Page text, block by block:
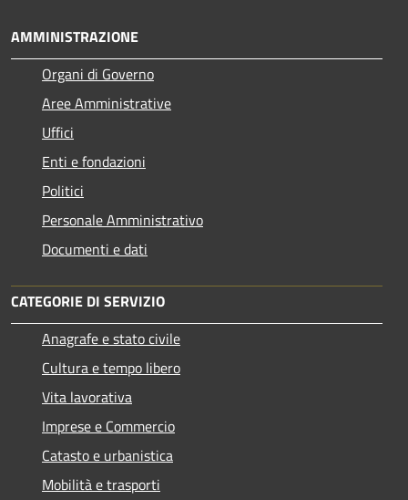
AMMINISTRAZIONE
Organi di Governo
Aree Amministrative
Uffici
Enti e fondazioni
Politici
Personale Amministrativo
Documenti e dati
CATEGORIE DI SERVIZIO
Anagrafe e stato civile
Cultura e tempo libero
Vita lavorativa
Imprese e Commercio
Catasto e urbanistica
Mobilità e trasporti